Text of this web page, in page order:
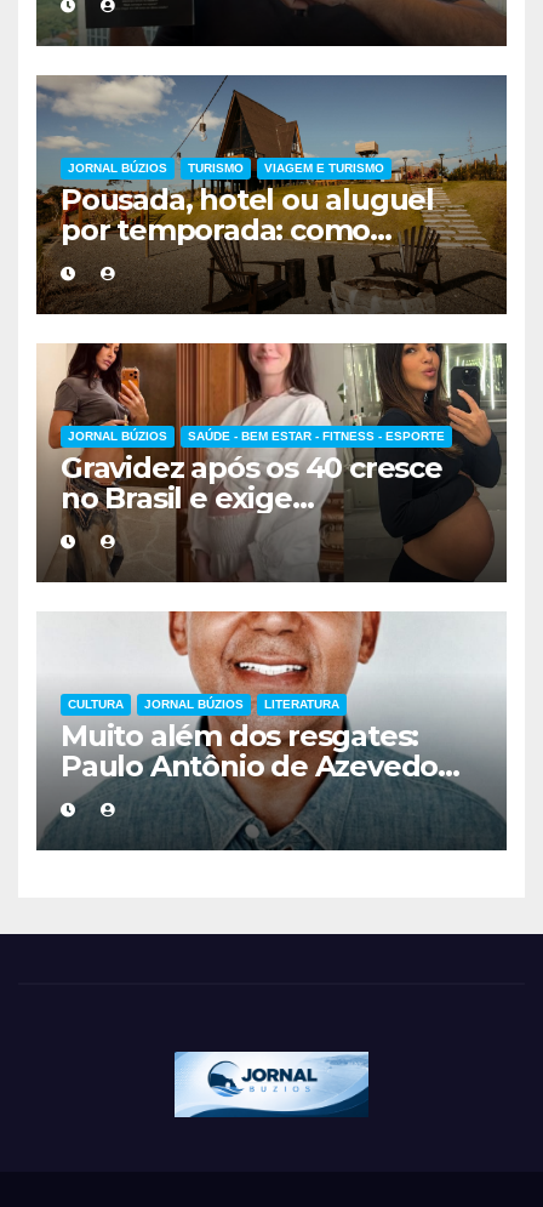
forma de encarar a vida
JORNAL BÚZIOS TURISMO VIAGEM E TURISMO
Pousada, hotel ou aluguel
por temporada: como
escolher a melhor
hospedagem
JORNAL BÚZIOS SAÚDE - BEM ESTAR - FITNESS - ESPORTE
Gravidez após os 40 cresce
no Brasil e exige
acompanhamento médico
mais cuidadoso
CULTURA JORNAL BÚZIOS LITERATURA
Muito além dos resgates:
Paulo Antônio de Azevedo
eterniza a coragem, a
humanidade e a missão dos
guarda-vidas na literatura